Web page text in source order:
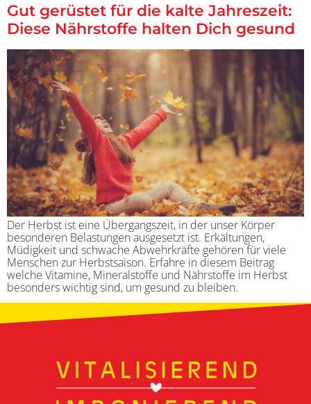
Gut gerüstet für die kalte Jahreszeit:
Diese Nährstoffe halten Dich gesund
Der Herbst ist eine Übergangszeit, in der unser Körper
besonderen Belastungen ausgesetzt ist. Erkältungen,
Müdigkeit und schwache Abwehrkräfte gehören für viele
Menschen zur Herbstsaison. Erfahre in diesem Beitrag
welche Vitamine, Mineralstoffe und Nährstoffe im Herbst
besonders wichtig sind, um gesund zu bleiben.